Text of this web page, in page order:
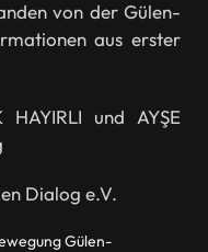
von der Gülen-
aus erster
und AYŞE
Dialog e.V.
Gülen-